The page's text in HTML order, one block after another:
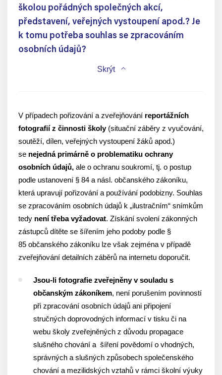
školou pořádných společných akcí,
představení, veřejných vystoupení apod.? Je
k tomu potřeba souhlas se zpracováním
osobních údajů?
Skrýt
V případech pořizování a zveřejňování reportážních
fotografií z činnosti školy(situační záběry z vyučování,
soutěží, dílen, veřejných vystoupení žáků apod.)
se nejedná primárně o problematiku ochrany
osobních údajů, ale o ochranu soukromí, tj. o postup
podle ustanovení § 84 a násl. občanského zákoníku,
která upravují pořizování a používání podobizny. Souhlas
se zpracováním osobních údajů k „ilustračním“ snímkům
tedy není třeba vyžadovat. Získání svolení zákonných
zástupců dítěte se šířením jeho podoby podle §
85 občanského zákoníku lze však zejména v případě
zveřejňování detailních záběrů na internetu doporučit.
Jsou-li fotografie zveřejněny v souladu s
občanským zákoníkem, není porušením povinností
při zpracování osobních údajů ani připojení
stručných doprovodných informací v tisku či na
webu školy zveřejněných z důvodu propagace
slušného chování a šíření povědomí o vhodných,
správných a slušných způsobech společenského
chování a mezilidských vztahů v rámci školní výuky